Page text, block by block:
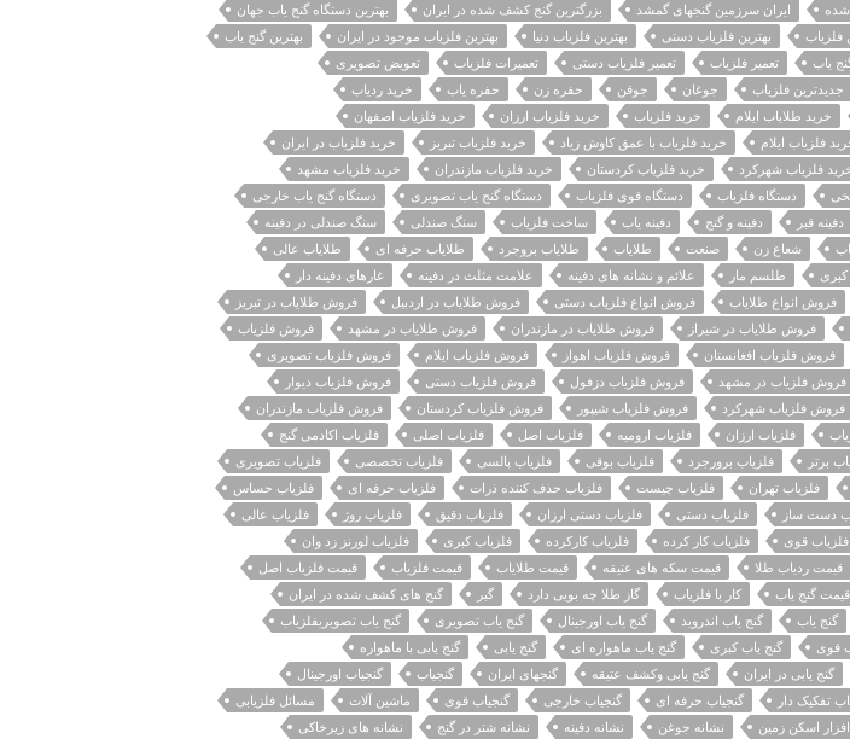
شده
ایران سرزمین گنجهای گمشد بزرگترین گنج کشف شده در ایران
بهترین دستگاه گنج یاب جهان
فلزیاب بهترین فلزیاب دستی بهترین فلزیاب دنیا بهترین فلزیاب موجود در ایران
بهترین گنج یاب
یاب تعمیر فلزیاب تعمیر فلزیاب دستی تعمیرات فلزیاب
تعویض تصویری
جدیدترین فلزیاب جوغان جوقن حفره زن حفره یاب
خرید ردیاب
خرید طلایاب ایلام خرید فلزیاب خرید فلزیاب ارزان
خرید فلزیاب اصفهان
فلزیاب ایلام خرید فلزیاب با عمق کاوش زیاد خرید فلزیاب تبریز
خرید فلزیاب در ایران
فلزیاب شهرکرد خرید فلزیاب کردستان خرید فلزیاب مازندران
خرید فلزیاب مشهد
دستگاه فلزیاب دستگاه قوی فلزیاب دستگاه گنج یاب تصویری
دستگاه گنج یاب خارجی
دفینه قبر دفینه و گنج دفینه یاب ساخت فلزیاب سنگ صندلی
سنگ صندلی در دفینه
شعاع زن صنعت طلایاب طلایاب بروجرد طلایاب حرفه ای
طلایاب عالی
کبری طلسم مار علائم و نشانه های دفینه علامت مثلث در دفینه
غارهای دفینه دار
فروش انواع طلایاب فروش انواع فلزیاب دستی فروش طلایاب در اردبیل
فروش طلایاب در تبریز
فروش طلایاب در شیراز فروش طلایاب در مازندران فروش طلایاب در مشهد
فروش فلزیاب
فروش فلزیاب افغانستان فروش فلزیاب اهواز فروش فلزیاب ایلام
فروش فلزیاب تصویری
فروش فلزیاب در مشهد فروش فلزیاب دزفول فروش فلزیاب دستی
فروش فلزیاب دیوار
فروش فلزیاب شهرکرد فروش فلزیاب شیپور فروش فلزیاب کردستان
فروش فلزیاب مازندران
فلزیاب ارزان فلزیاب ارومیه فلزیاب اصل فلزیاب اصلی
فلزیاب اکادمی گنج
برتر فلزیاب برورجرد فلزیاب بوقی فلزیاب پالسی فلزیاب تخصصی
فلزیاب تصویری
فلزیاب تهران فلزیاب چیست فلزیاب حذف کننده ذرات فلزیاب حرفه ای
فلزیاب حساس
دست ساز فلزیاب دستی فلزیاب دستی ارزان فلزیاب دقیق فلزیاب روژ
فلزیاب عالی
فلزیاب قوی فلزیاب کار کرده فلزیاب کارکرده فلزیاب کبری
فلزیاب لورنز زد وان
قیمت ردیاب طلا قیمت سکه های عتیقه قیمت طلایاب قیمت فلزیاب
قیمت فلزیاب اصل
قیمت گنج یاب کار با فلزیاب گاز طلا چه بویی دارد گبر
گنج های کشف شده در ایران
گنج یاب گنج یاب اندروید گنج یاب اورجینال گنج یاب تصویری
گنج یاب تصویریفلزیاب
قوی گنج یاب کبری گنج یاب ماهواره ای گنج یابی
گنج یابی با ماهواره
گنج یابی در ایران گنج یابی وکشف عتیقه گنجهای ایران گنجیاب
گنجیاب اورجینال
تفکیک دار گنجیاب حرفه ای گنجیاب خارجی گنجیاب قوی ماشین آلات
مسائل فلزیابی
اسکن زمین نشانه جوغن نشانه دفینه نشانه شتر در گنج نشانه های زیرخاکی